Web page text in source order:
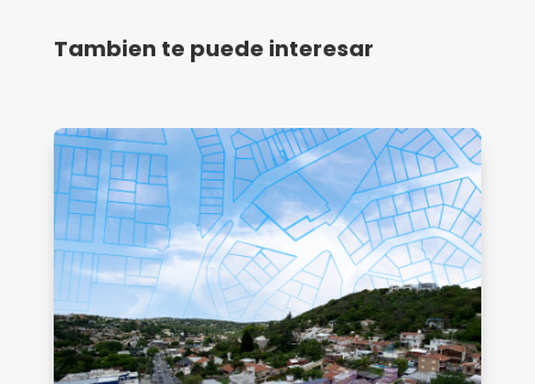
Tambien te puede interesar